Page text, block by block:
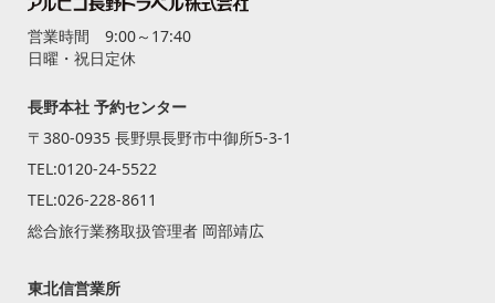
営業時間 9:00～17:40
日曜・祝日定休
長野本社 予約センター
〒380-0935 長野県長野市中御所5-3-1
TEL:0120-24-5522
TEL:026-228-8611
総合旅行業務取扱管理者 岡部靖広
東北信営業所